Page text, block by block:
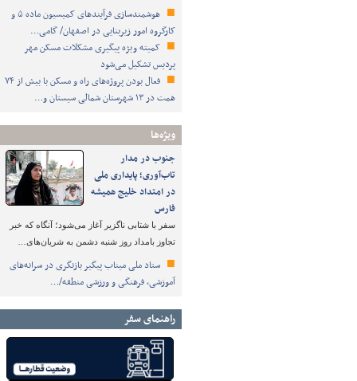
هوشمندسازی فرآیندهای کمیسیون ماده ۵ و
کارگروه امور زیربنایی در اصفهان/ گامی…
کمیته ویژه پیگیری مشکلات مسکن مهر
پردیس تشکیل می‌شود
فعال بودن پروژه‌های راه و مسکن با بیش از ۷۴
همت در ۱۳ شهرستان شمالی سیستان و…
ویژه‌ها
جنوب در مدار
تاب‌آوری؛ پایداری ملی
در امتداد خلیج همیشه
فارس
سفر با شتابی ناگزیر آغاز می‌شود؛ آنگاه که خبر
تجاوز بامداد روز شنبه دشمن به شریان‌های…
ستاد ملی میناب پیگیر بازنگری در سرانه‌های
آموزشی، فرهنگی و ورزشی منطقه/…
راهنمای سفر